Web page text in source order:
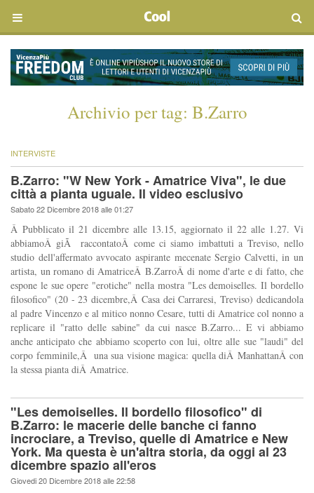
Archivio per tag: B.Zarro
INTERVISTE
B.Zarro: "W New York - Amatrice Viva", le due
città a pianta uguale. Il video esclusivo
Sabato 22 Dicembre 2018 alle 01:27
Â Pubblicato il 21 dicembre alle 13.15, aggiornato il 22 alle 1.27. Vi
abbiamoÂ giÃ raccontatoÂ come ci siamo imbattuti a Treviso, nello
studio dell'affermato avvocato aspirante mecenate Sergio Calvetti, in un
artista, un romano di AmatriceÂ B.ZarroÂ di nome d'arte e di fatto, che
espone le sue opere "erotiche" nella mostra "Les demoiselles. Il bordello
filosofico" (20 - 23 dicembre,Â Casa dei Carraresi, Treviso) dedicandola
al padre Vincenzo e al mitico nonno Cesare, tutti di Amatrice col nonno a
replicare il "ratto delle sabine" da cui nasce B.Zarro... E vi abbiamo
anche anticipato che abbiamo scoperto con lui, oltre alle sue "laudi" del
corpo femminile,Â una sua visione magica: quella diÂ ManhattanÂ con
la stessa pianta diÂ Amatrice.
"Les demoiselles. Il bordello filosofico" di
B.Zarro: le macerie delle banche ci fanno
incrociare, a Treviso, quelle di Amatrice e New
York. Ma questa è un'altra storia, da oggi al 23
dicembre spazio all'eros
Giovedi 20 Dicembre 2018 alle 22:58